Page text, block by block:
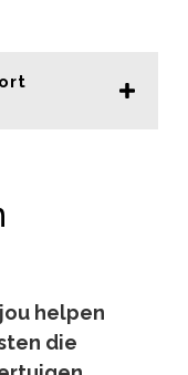
helpen
die